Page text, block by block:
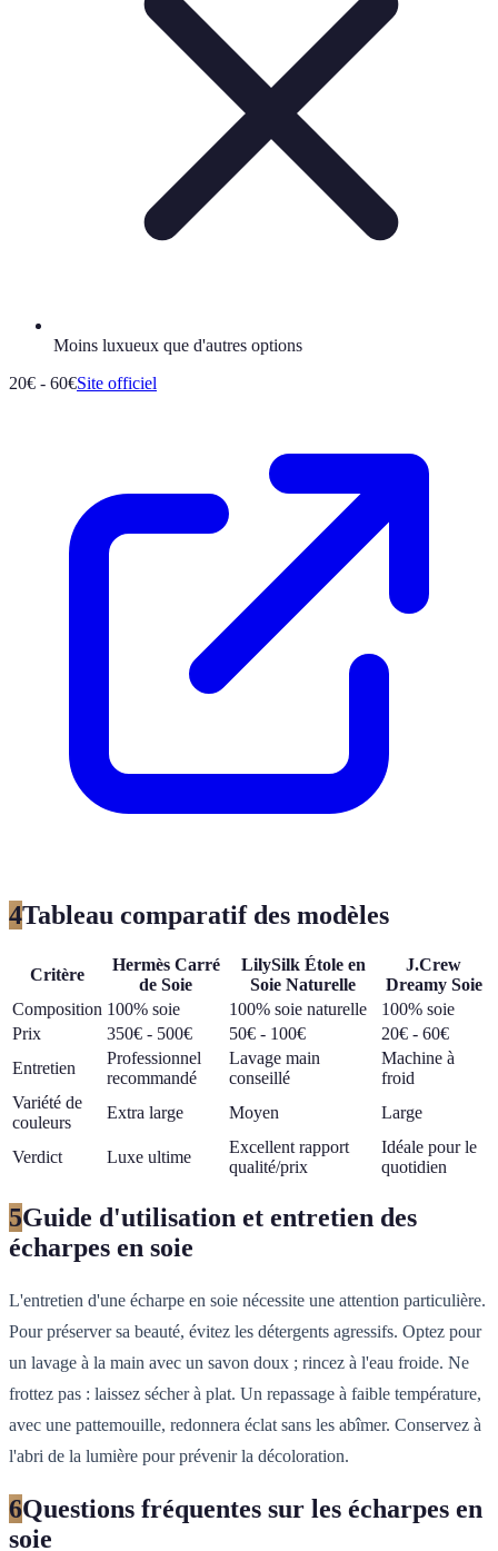
Moins luxueux que d'autres options
20€ - 60€Site officiel
4Tableau comparatif des modèles
Critère
Hermès Carré
de Soie
LilySilk Étole en
Soie Naturelle
J.Crew
Dreamy Soie
Composition 100% soie 100% soie naturelle
100% soie
Prix
350€ - 500€ 50€ - 100€
20€ - 60€
Entretien
Professionnel
recommandé
Lavage main
conseillé
Machine à
froid
Variété de
couleurs
Extra large Moyen Large
Verdict Luxe ultime
Excellent rapport
qualité/prix
Idéale pour le
quotidien
5Guide d'utilisation et entretien des
écharpes en soie
L'entretien d'une écharpe en soie nécessite une attention particulière.
Pour préserver sa beauté, évitez les détergents agressifs. Optez pour
un lavage à la main avec un savon doux ; rincez à l'eau froide. Ne
frottez pas : laissez sécher à plat. Un repassage à faible température,
avec une pattemouille, redonnera éclat sans les abîmer. Conservez à
l'abri de la lumière pour prévenir la décoloration.
6Questions fréquentes sur les écharpes en
soie